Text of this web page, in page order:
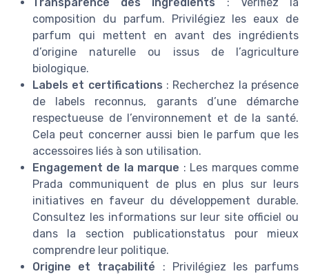
composition du parfum. Privilégiez les eaux de
parfum qui mettent en avant des ingrédients
d’origine naturelle ou issus de l’agriculture
biologique.
Labels et certifications : Recherchez la présence
de labels reconnus, garants d’une démarche
respectueuse de l’environnement et de la santé.
Cela peut concerner aussi bien le parfum que les
accessoires liés à son utilisation.
Engagement de la marque : Les marques comme
Prada communiquent de plus en plus sur leurs
initiatives en faveur du développement durable.
Consultez les informations sur leur site officiel ou
dans la section publicationstatus pour mieux
comprendre leur politique.
Origine et traçabilité : Privilégiez les parfums